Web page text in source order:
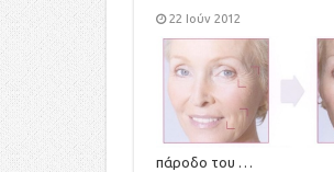
22 Ιούν 2012
πάροδο του …